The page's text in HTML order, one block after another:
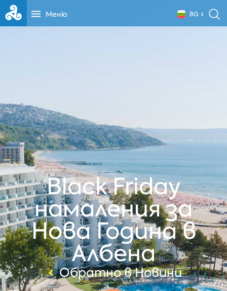
Меню BG
Black Friday
намаления за
Нова Година в
Албена
Обратно в Новини